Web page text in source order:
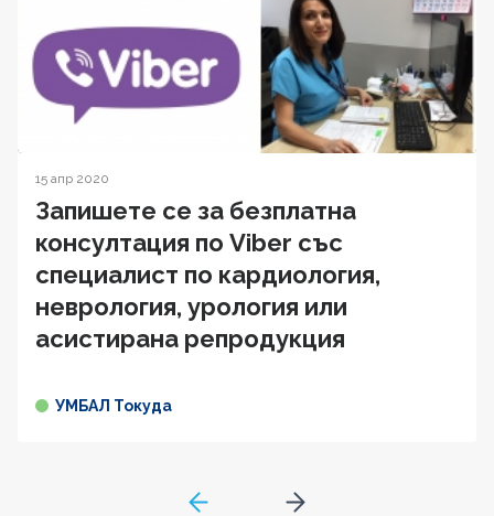
15 апр 2020
Запишете се за безплатна
консултация по Viber със
специалист по кардиология,
неврология, урология или
асистирана репродукция
УМБАЛ Токуда
GoToPreviousPage
Go to next page